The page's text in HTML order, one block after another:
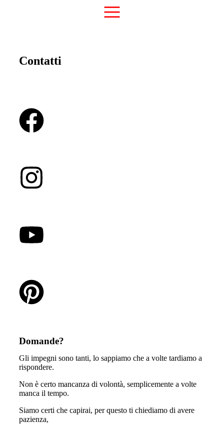
Contatti
Domande?
Gli impegni sono tanti, lo sappiamo che a volte tardiamo a
rispondere.
Non è certo mancanza di volontà, semplicemente a volte
manca il tempo.
Siamo certi che capirai, per questo ti chiediamo di avere
pazienza,